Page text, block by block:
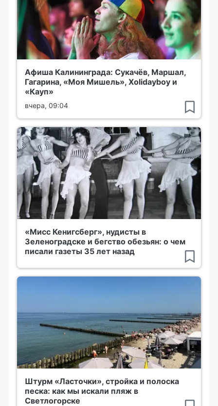
Афиша Калининграда: Сукачёв, Маршал,
Гагарина, «Моя Мишель», Xolidayboy и
«Кауп»
вчера, 09:04
«Мисс Кенигсберг», нудисты в
Зеленоградске и бегство обезьян: о чем
писали газеты 35 лет назад
Штурм «Ласточки», стройка и полоска
песка: как мы искали пляж в
Светлогорске